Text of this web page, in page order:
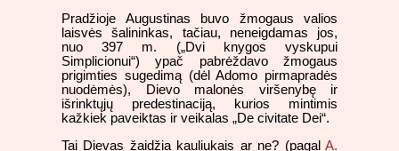
Pradžioje Augustinas buvo žmogaus valios
laisvės šalininkas, tačiau, neneigdamas jos,
nuo 397 m. („Dvi knygos vyskupui
Simplicionui“) ypač pabrėždavo žmogaus
prigimties sugedimą (dėl Adomo pirmapradės
nuodėmės), Dievo malonės viršenybę ir
išrinktųjų predestinaciją, kurios mintimis
kažkiek paveiktas ir veikalas „De civitate Dei“.
Tai Dievas žaidžia kauliukais ar ne? (pagal A.